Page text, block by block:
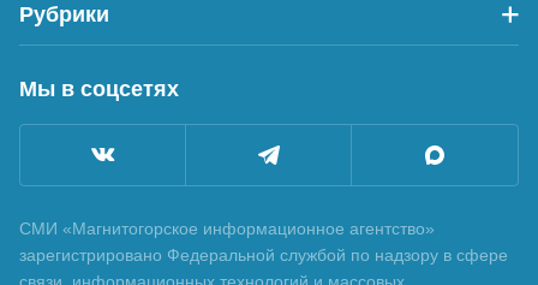
Рубрики
Мы в соцсетях
СМИ «Магнитогорское информационное агентство»
зарегистрировано Федеральной службой по надзору в сфере
связи, информационных технологий и массовых